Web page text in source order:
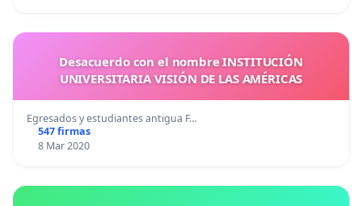
Desacuerdo con el nombre INSTITUCIÓN
UNIVERSITARIA VISIÓN DE LAS AMÉRICAS
Egresados y estudiantes antigua F…
547 firmas
8 Mar 2020